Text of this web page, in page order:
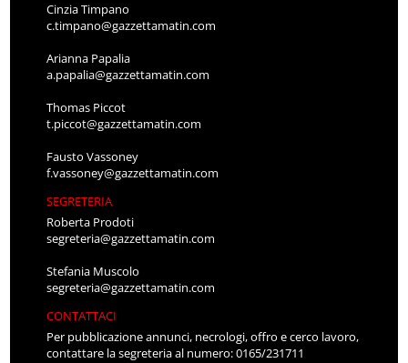
Cinzia Timpano
c.timpano@gazzettamatin.com
Arianna Papalia
a.papalia@gazzettamatin.com
Thomas Piccot
t.piccot@gazzettamatin.com
Fausto Vassoney
f.vassoney@gazzettamatin.com
SEGRETERIA
Roberta Prodoti
segreteria@gazzettamatin.com
Stefania Muscolo
segreteria@gazzettamatin.com
CONTATTACI
Per pubblicazione annunci, necrologi, offro e cerco lavoro,
contattare la segreteria al numero: 0165/231711